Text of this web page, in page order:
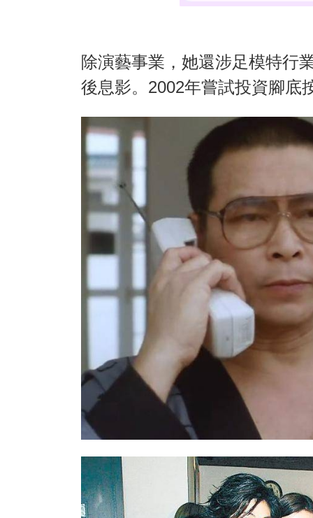
除演藝事業，她還涉足模特行
後息影。2002年嘗試投資腳底